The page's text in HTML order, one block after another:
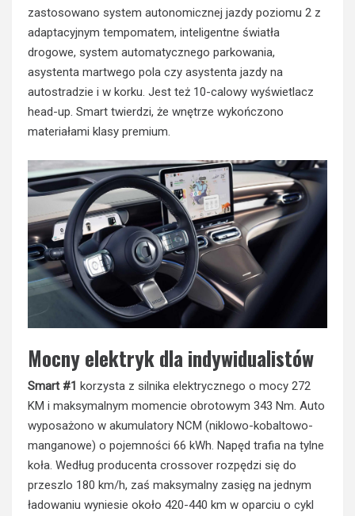
zastosowano system autonomicznej jazdy poziomu 2 z
adaptacyjnym tempomatem, inteligentne światła
drogowe, system automatycznego parkowania,
asystenta martwego pola czy asystenta jazdy na
autostradzie i w korku. Jest też 10-calowy wyświetlacz
head-up. Smart twierdzi, że wnętrze wykończono
materiałami klasy premium.
Mocny elektryk dla indywidualistów
Smart #1 korzysta z silnika elektrycznego o mocy 272
KM i maksymalnym momencie obrotowym 343 Nm. Auto
wyposażono w akumulatory NCM (niklowo-kobaltowo-
manganowe) o pojemności 66 kWh. Napęd trafia na tylne
koła. Według producenta crossover rozpędzi się do
przeszlo 180 km/h, zaś maksymalny zasięg na jednym
ładowaniu wyniesie około 420-440 km w oparciu o cykl